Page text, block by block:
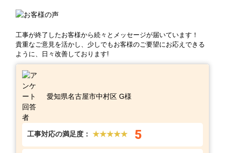
工事が終了したお客様から続々とメッセージが届いています！
貴重なご意見を活かし、少しでもお客様のご要望にお応えできる
ように、日々改善しております!
愛知県名古屋市中村区 G様
工事対応の満足度： ★★★★★ 5